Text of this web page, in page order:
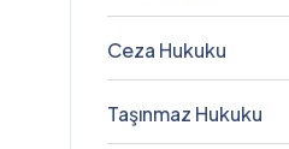
Ceza Hukuku
Taşınmaz Hukuku